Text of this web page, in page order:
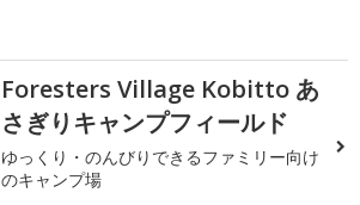
Foresters Village Kobitto あ
さぎりキャンプフィールド
ゆっくり・のんびりできるファミリー向け
のキャンプ場